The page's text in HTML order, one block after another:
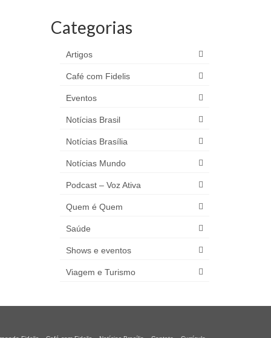
Categorias
Artigos
Café com Fidelis
Eventos
Notícias Brasil
Notícias Brasília
Notícias Mundo
Podcast – Voz Ativa
Quem é Quem
Saúde
Shows e eventos
Viagem e Turismo